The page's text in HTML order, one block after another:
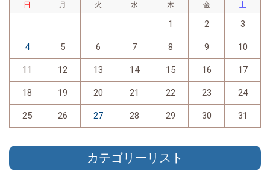
日 月 火 水 木 金 土
1 2 3
4 5 6 7 8 9 10
11 12 13 14 15 16 17
18 19 20 21 22 23 24
25 26 27 28 29 30 31
カテゴリーリスト